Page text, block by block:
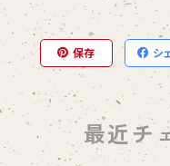
保存 シ
最近チ